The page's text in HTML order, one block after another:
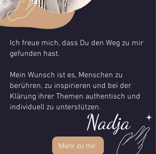
Ich freue mich, dass Du den Weg zu mir
gefunden hast.
Mein Wunsch ist es, Menschen zu
berühren, zu inspirieren und bei der
Klärung ihrer Themen authentisch und
individuell zu unterstützen.
Nadja
Mehr zu mir